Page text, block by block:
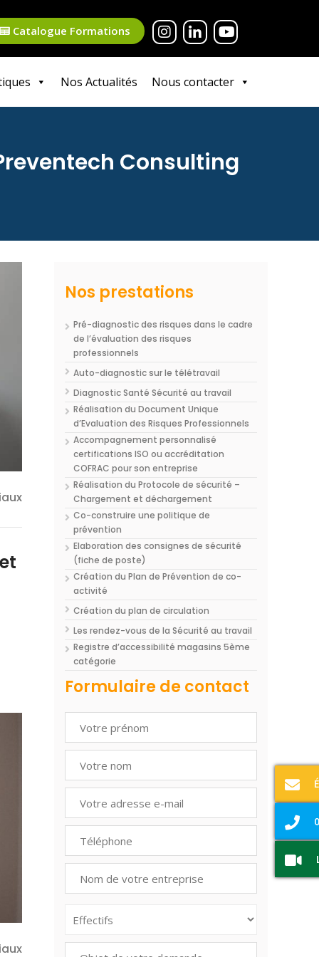
Catalogue Formations
Nos Actualités Nous contacter
Consulting
Nos prestations
Pré-diagnostic des risques dans le cadre
de l’évaluation des risques
professionnels
Auto-diagnostic sur le télétravail
Diagnostic Santé Sécurité au travail
Réalisation du Document Unique
d’Evaluation des Risques Professionnels
Accompagnement personnalisé
certifications ISO ou accréditation
COFRAC pour son entreprise
Réalisation du Protocole de sécurité –
Chargement et déchargement
Co-construire une politique de
prévention
Elaboration des consignes de sécurité
(fiche de poste)
Création du Plan de Prévention de co-
activité
Création du plan de circulation
Les rendez-vous de la Sécurité au travail
Registre d’accessibilité magasins 5ème
catégorie
Formulaire de contact